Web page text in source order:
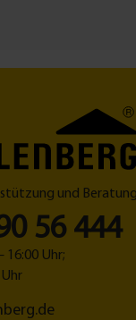
und
56 444
16:00 Uhr;
Uhr